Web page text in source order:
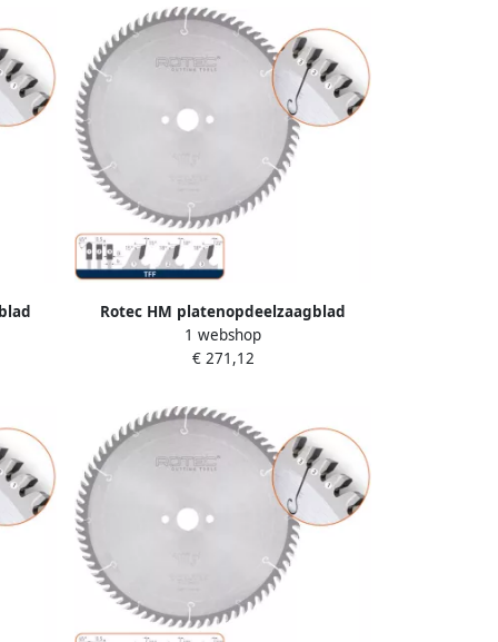
Rotec HM platenopdeelzaagblad
ø450x4 4x30mm Z=72 TFF 5547135
1 webshop
€ 271,12